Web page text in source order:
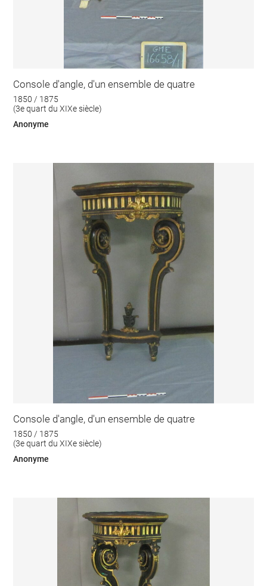
Console d'angle, d'un ensemble de quatre
1850 / 1875
(3e quart du XIXe siècle)
Anonyme
Console d'angle, d'un ensemble de quatre
1850 / 1875
(3e quart du XIXe siècle)
Anonyme